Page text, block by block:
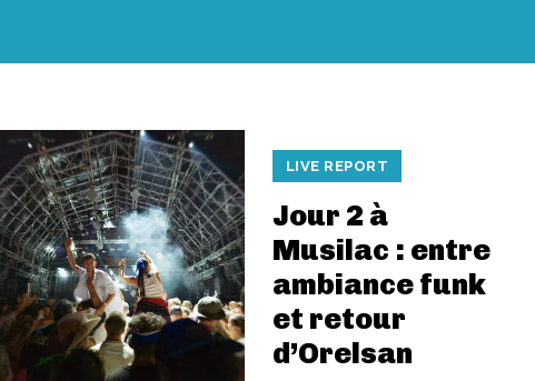
LIVE REPORT
Jour 2 à
Musilac : entre
ambiance funk
et retour
d’Orelsan